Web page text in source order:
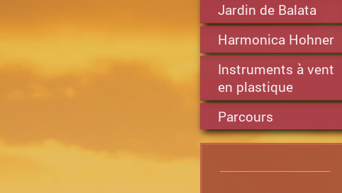
Jardin de Balata
Harmonica Hohner
Instruments à vent
en plastique
Parcours